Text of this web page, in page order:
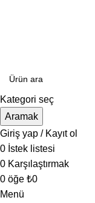
Kategori seç
Aramak
Giriş yap / Kayıt ol
0 İstek listesi
0 Karşılaştırmak
0 öğe ₺0
Menü